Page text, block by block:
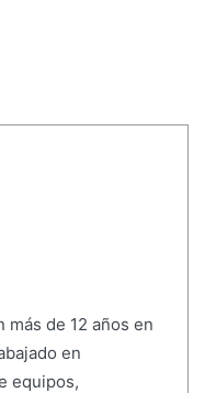
más de 12 años en
en
equipos,